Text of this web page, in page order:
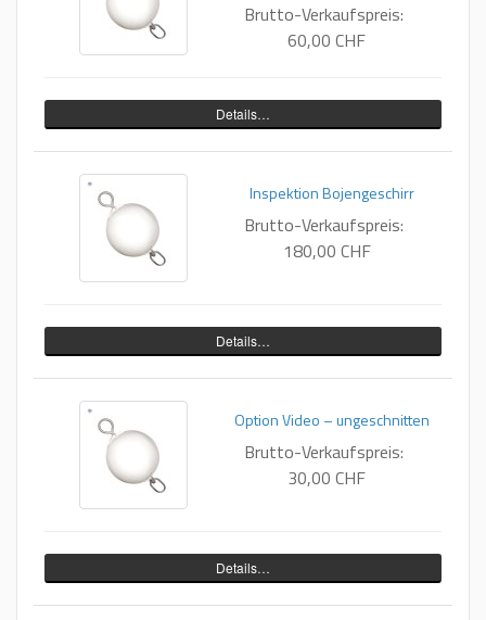
Brutto-Verkaufspreis:
60,00 CHF
Details…
Inspektion Bojengeschirr
Brutto-Verkaufspreis:
180,00 CHF
Details…
Option Video – ungeschnitten
Brutto-Verkaufspreis:
30,00 CHF
Details…